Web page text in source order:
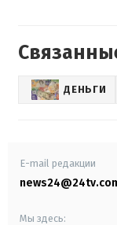
ДЕНЬГИ
E-mail редакции
Мы здесь: